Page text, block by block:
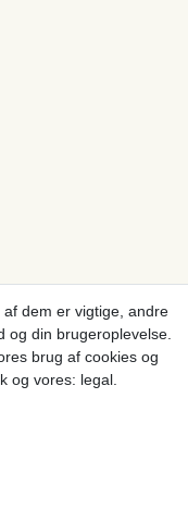
dem er vigtige, andre
din brugeroplevelse.
brug af cookies og
og vores: legal.